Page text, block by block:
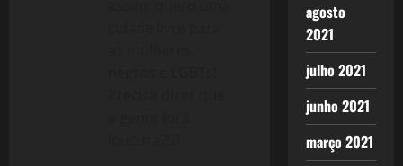
agosto
2021
julho 2021
junho 2021
março 2021